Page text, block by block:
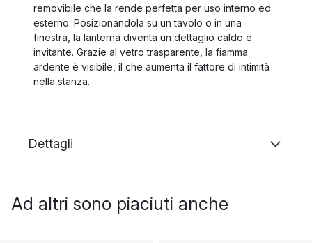
removibile che la rende perfetta per uso interno ed
esterno. Posizionandola su un tavolo o in una
finestra, la lanterna diventa un dettaglio caldo e
invitante. Grazie al vetro trasparente, la fiamma
ardente è visibile, il che aumenta il fattore di intimità
nella stanza.
Dettagli
Ad altri sono piaciuti anche